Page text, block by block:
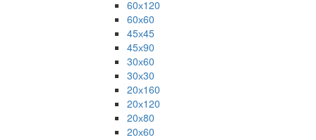
60х120
60х60
45х45
45х90
30х60
30х30
20х160
20х120
20х80
20х60